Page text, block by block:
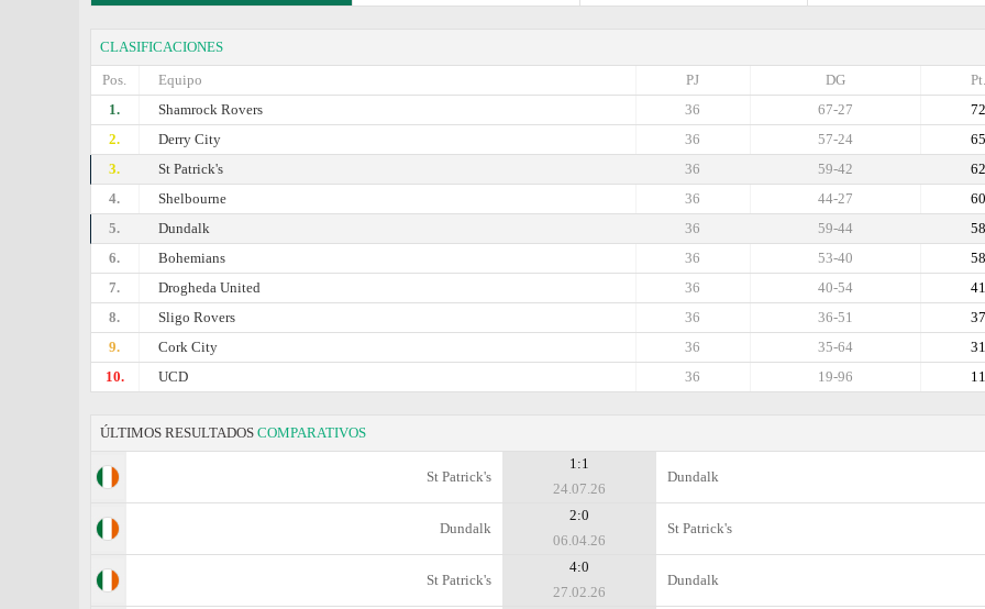
CLASIFICACIONES
Pos.
Equipo Pt.
DG
PJ
1.
Shamrock Rovers 72
67-27
36
2.
Derry City 65
57-24
36
3.
St Patrick's 62
59-42
36
4.
Shelbourne 60
44-27
36
5.
Dundalk 58
59-44
36
6.
Bohemians 58
53-40
36
7.
Drogheda United 41
40-54
36
8.
Sligo Rovers 37
36-51
36
9.
Cork City 31
35-64
36
10.
UCD 11
19-96
36
ÚLTIMOS RESULTADOS COMPARATIVOS
St Patrick's
1:1
24.07.26
Dundalk
Dundalk
2:0
06.04.26
St Patrick's
St Patrick's
4:0
27.02.26
Dundalk